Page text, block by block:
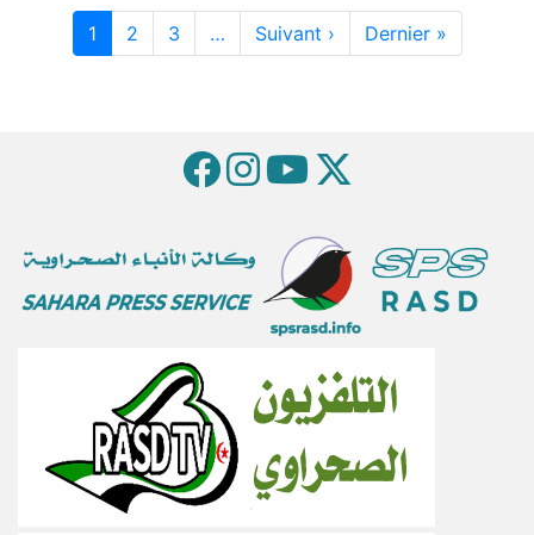
Pagination
1 2 3 … Suivant ›Page suivante
Dernier »Dernière